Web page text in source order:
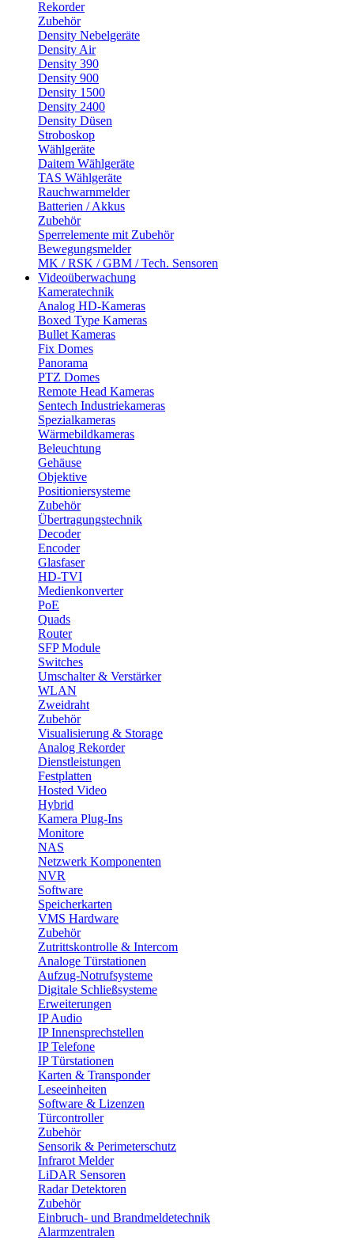
Rekorder
Zubehör
Density Nebelgeräte
Density Air
Density 390
Density 900
Density 1500
Density 2400
Density Düsen
Stroboskop
Wählgeräte
Daitem Wählgeräte
TAS Wählgeräte
Rauchwarnmelder
Batterien / Akkus
Zubehör
Sperrelemente mit Zubehör
Bewegungsmelder
MK / RSK / GBM / Tech. Sensoren
Videoüberwachung
Kameratechnik
Analog HD-Kameras
Boxed Type Kameras
Bullet Kameras
Fix Domes
Panorama
PTZ Domes
Remote Head Kameras
Sentech Industriekameras
Spezialkameras
Wärmebildkameras
Beleuchtung
Gehäuse
Objektive
Positioniersysteme
Zubehör
Übertragungstechnik
Decoder
Encoder
Glasfaser
HD-TVI
Medienkonverter
PoE
Quads
Router
SFP Module
Switches
Umschalter & Verstärker
WLAN
Zweidraht
Zubehör
Visualisierung & Storage
Analog Rekorder
Dienstleistungen
Festplatten
Hosted Video
Hybrid
Kamera Plug-Ins
Monitore
NAS
Netzwerk Komponenten
NVR
Software
Speicherkarten
VMS Hardware
Zubehör
Zutrittskontrolle & Intercom
Analoge Türstationen
Aufzug-Notrufsysteme
Digitale Schließsysteme
Erweiterungen
IP Audio
IP Innensprechstellen
IP Telefone
IP Türstationen
Karten & Transponder
Leseeinheiten
Software & Lizenzen
Türcontroller
Zubehör
Sensorik & Perimeterschutz
Infrarot Melder
LiDAR Sensoren
Radar Detektoren
Zubehör
Einbruch- und Brandmeldetechnik
Alarmzentralen